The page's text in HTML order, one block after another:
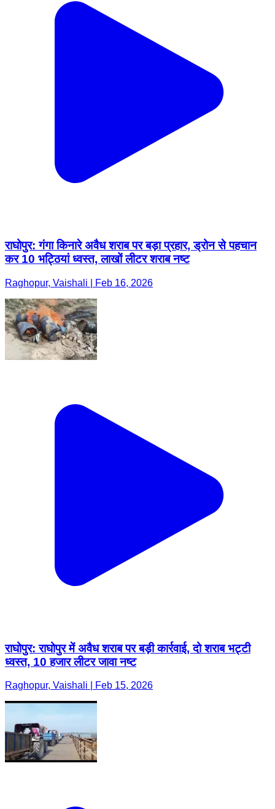
राघोपुर: गंगा किनारे अवैध शराब पर बड़ा प्रहार, ड्रोन से पहचान
कर 10 भट्ठियां ध्वस्त, लाखों लीटर शराब नष्ट
Raghopur, Vaishali | Feb 16, 2026
राघोपुर: राघोपुर में अवैध शराब पर बड़ी कार्रवाई, दो शराब भट्टी
ध्वस्त, 10 हजार लीटर जावा नष्ट
Raghopur, Vaishali | Feb 15, 2026